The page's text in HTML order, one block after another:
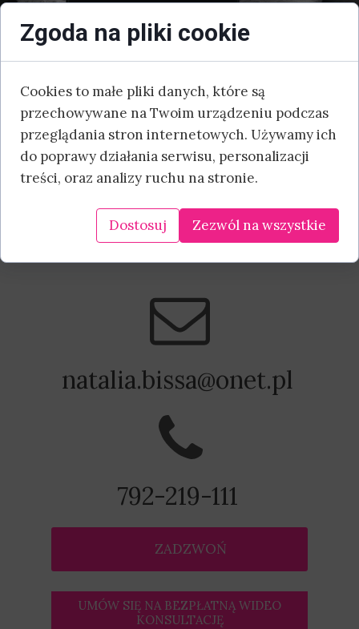
UMÓW SIĘ NA BEZPŁATNĄ WIDEO
KONSULTACJĘ
ZADZWOŃ
natalia.bissa@onet.pl
792-219-111
Zgoda na pliki cookie
Cookies to małe pliki danych, które są
przechowywane na Twoim urządzeniu podczas
przeglądania stron internetowych. Używamy ich
do poprawy działania serwisu, personalizacji
treści, oraz analizy ruchu na stronie.
Dostosuj Zezwól na wszystkie